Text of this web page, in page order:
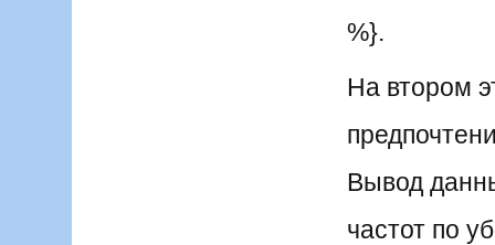
%}.
На втором
Вывод
частот по